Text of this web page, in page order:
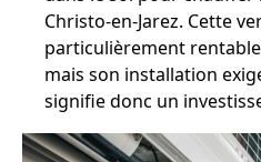
Christo-en-Jarez. Cette
particulièrement
mais son installation
signifie donc un